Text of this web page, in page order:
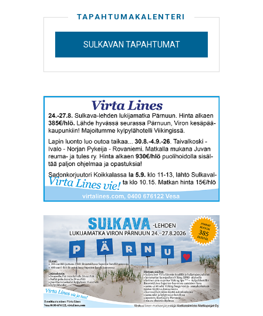
TAPAHTUMAKALENTERI
SULKAVAN TAPAHTUMAT